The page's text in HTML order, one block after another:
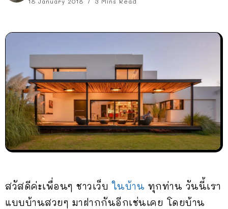
สวัสดีค่ะเพื่อนๆ ชาวเว็บในบ้าน ทุกท่าน วันนี้เรา
แบบบ้านสวยๆ มาฝากกันอีกเช่นเคย โดยบ้าน